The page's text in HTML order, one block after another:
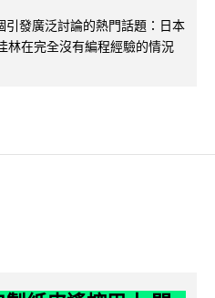
引發廣泛討論的熱門話題：日本
林在完全沒有編程經驗的情況